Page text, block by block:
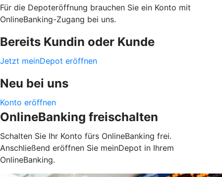
Für die Depoteröffnung brauchen Sie ein Konto mit
OnlineBanking-Zugang bei uns.
Bereits Kundin oder Kunde
Jetzt meinDepot eröffnen
Neu bei uns
Konto eröffnen
OnlineBanking freischalten
Schalten Sie Ihr Konto fürs OnlineBanking frei.
Anschließend eröffnen Sie meinDepot in Ihrem
OnlineBanking.